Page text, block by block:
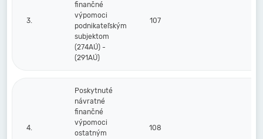
3.
finančné
výpomoci
podnikateľským
subjektom
(274AÚ) -
(291AÚ)
107
4.
Poskytnuté
návratné
finančné
výpomoci
ostatným
108